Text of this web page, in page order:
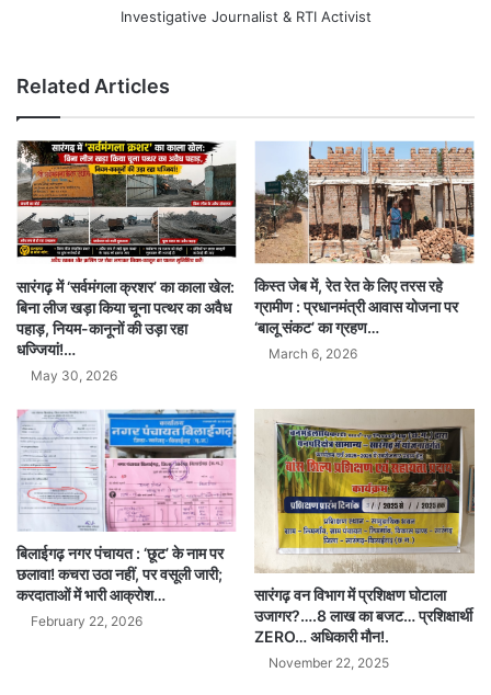
Investigative Journalist & RTI Activist
Related Articles
सारंगढ़ में ‘सर्वमंगला क्रशर’ का काला खेल:
बिना लीज खड़ा किया चूना पत्थर का अवैध
पहाड़, नियम-कानूनों की उड़ा रहा
धज्जियां!…
May 30, 2026
किस्त जेब में, रेत रेत के लिए तरस रहे
ग्रामीण : प्रधानमंत्री आवास योजना पर
‘बालू संकट’ का ग्रहण…
March 6, 2026
बिलाईगढ़ नगर पंचायत : ‘छूट’ के नाम पर
छलावा! कचरा उठा नहीं, पर वसूली जारी;
करदाताओं में भारी आक्रोश…
February 22, 2026
सारंगढ़ वन विभाग में प्रशिक्षण घोटाला
उजागर?….8 लाख का बजट… प्रशिक्षार्थी
ZERO… अधिकारी मौन!.
November 22, 2025